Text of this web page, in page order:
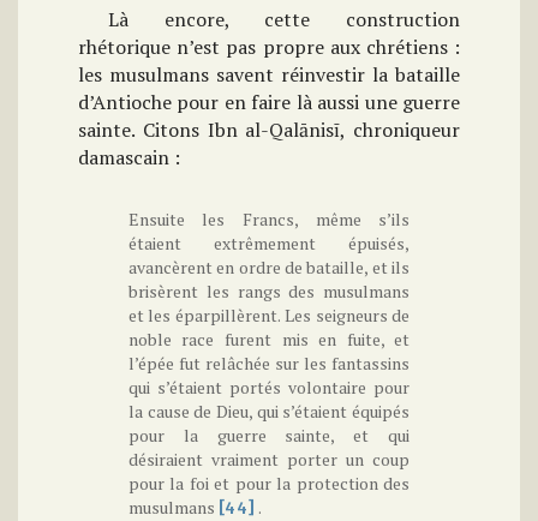
Là encore, cette construction
rhétorique n’est pas propre aux chrétiens :
les musulmans savent réinvestir la bataille
d’Antioche pour en faire là aussi une guerre
sainte. Citons Ibn al-Qalānisī, chroniqueur
damascain :
Ensuite les Francs, même s’ils
étaient extrêmement épuisés,
avancèrent en ordre de bataille, et ils
brisèrent les rangs des musulmans
et les éparpillèrent. Les seigneurs de
noble race furent mis en fuite, et
l’épée fut relâchée sur les fantassins
qui s’étaient portés volontaire pour
la cause de Dieu, qui s’étaient équipés
pour la guerre sainte, et qui
désiraient vraiment porter un coup
pour la foi et pour la protection des
musulmans [44] .